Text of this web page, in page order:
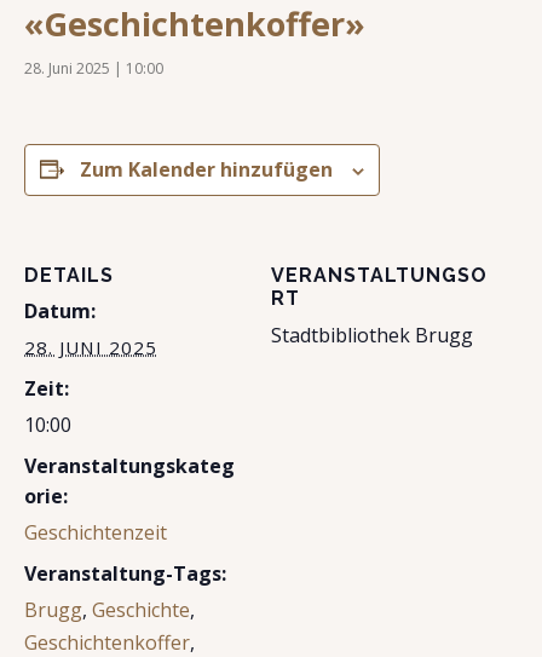
«Geschichtenkoffer»
28. Juni 2025 | 10:00
Zum Kalender hinzufügen
DETAILS
Datum:
28. JUNI 2025
Zeit:
10:00
Veranstaltungskateg
orie:
Geschichtenzeit
Veranstaltung-Tags:
Brugg, Geschichte,
Geschichtenkoffer,
VERANSTALTUNGSO
RT
Stadtbibliothek Brugg